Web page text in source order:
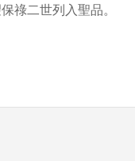
祿二世列入聖品。